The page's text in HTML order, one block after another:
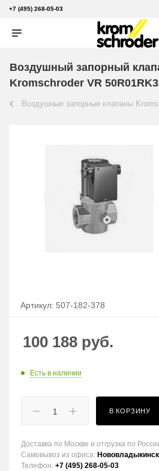
+7 (495) 268-05-03
Воздушный запорный
Kromschroder VR
Воздушные запорные клапаны
Артикул: 507-182-378
100 188 руб.
Есть в наличии
В КОРЗИНУ
Доставка по Москве и отгрузка по
Самовывоз из офиса:
Телефон: +7 (495) 268-05-03